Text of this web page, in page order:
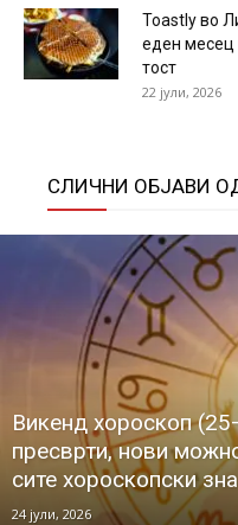
Toastly во
еден месец
тост
22 јули, 2026
СЛИЧНИ ОБЈАВИ
Викенд хороскоп
пресврти, нови
сите хороскопски
24 јули, 2026